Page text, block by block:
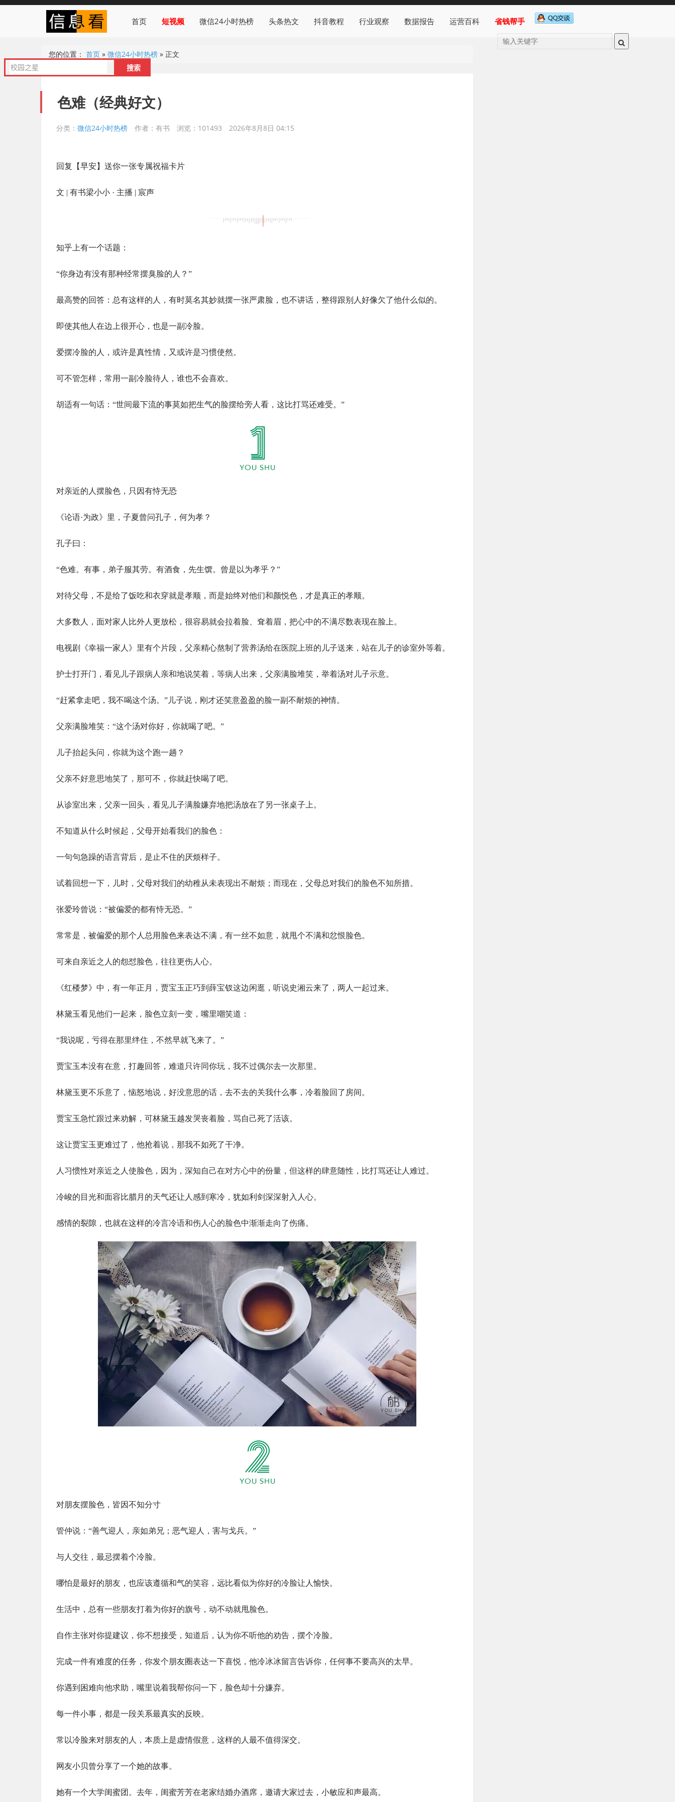
首页 短视频 微信24小时热榜 头条热文 抖音教程 行业观察 数据报告 运营百科 省钱帮手
您的位置： 首页 » 微信24小时热榜 » 正文
色难（经典好文）
分类： 微信24小时热榜 作者：有书 浏览：101493 2026年8月8日 04:15
回复【早安】送你一张专属祝福卡片
文 | 有书梁小小 · 主播 | 宸声
知乎上有一个话题：
“你身边有没有那种经常摆臭脸的人？”
最高赞的回答：总有这样的人，有时莫名其妙就摆一张严肃脸，也不讲话，整得跟别人好像欠了他什么似的。
即使其他人在边上很开心，也是一副冷脸。
爱摆冷脸的人，或许是真性情，又或许是习惯使然。
可不管怎样，常用一副冷脸待人，谁也不会喜欢。
胡适有一句话：“世间最下流的事莫如把生气的脸摆给旁人看，这比打骂还难受。”
对亲近的人摆脸色，只因有恃无恐
《论语·为政》里，子夏曾问孔子，何为孝？
孔子曰：
“色难。有事，弟子服其劳。有酒食，先生馔。曾是以为孝乎？”
对待父母，不是给了饭吃和衣穿就是孝顺，而是始终对他们和颜悦色，才是真正的孝顺。
大多数人，面对家人比外人更放松，很容易就会拉着脸、耷着眉，把心中的不满尽数表现在脸上。
电视剧《幸福一家人》里有个片段，父亲精心熬制了营养汤给在医院上班的儿子送来，站在儿子的诊室外等着。
护士打开门，看见儿子跟病人亲和地说笑着，等病人出来，父亲满脸堆笑，举着汤对儿子示意。
“赶紧拿走吧，我不喝这个汤。”儿子说，刚才还笑意盈盈的脸一副不耐烦的神情。
父亲满脸堆笑：“这个汤对你好，你就喝了吧。”
儿子抬起头问，你就为这个跑一趟？
父亲不好意思地笑了，那可不，你就赶快喝了吧。
从诊室出来，父亲一回头，看见儿子满脸嫌弃地把汤放在了另一张桌子上。
不知道从什么时候起，父母开始看我们的脸色：
一句句急躁的语言背后，是止不住的厌烦样子。
试着回想一下，儿时，父母对我们的幼稚从未表现出不耐烦；而现在，父母总对我们的脸色不知所措。
张爱玲曾说：“被偏爱的都有恃无恐。”
常常是，被偏爱的那个人总用脸色来表达不满，有一丝不如意，就甩个不满和忿恨脸色。
可来自亲近之人的怨怼脸色，往往更伤人心。
《红楼梦》中，有一年正月，贾宝玉正巧到薛宝钗这边闲逛，听说史湘云来了，两人一起过来。
林黛玉看见他们一起来，脸色立刻一变，嘴里嘲笑道：
“我说呢，亏得在那里绊住，不然早就飞来了。”
贾宝玉本没有在意，打趣回答，难道只许同你玩，我不过偶尔去一次那里。
林黛玉更不乐意了，恼怒地说，好没意思的话，去不去的关我什么事，冷着脸回了房间。
贾宝玉急忙跟过来劝解，可林黛玉越发哭丧着脸，骂自己死了活该。
这让贾宝玉更难过了，他抢着说，那我不如死了干净。
人习惯性对亲近之人使脸色，因为，深知自己在对方心中的份量，但这样的肆意随性，比打骂还让人难过。
冷峻的目光和面容比腊月的天气还让人感到寒冷，犹如利剑深深射入人心。
感情的裂隙，也就在这样的冷言冷语和伤人心的脸色中渐渐走向了伤痛。
对朋友摆脸色，皆因不知分寸
管仲说：“善气迎人，亲如弟兄；恶气迎人，害与戈兵。”
与人交往，最忌摆着个冷脸。
哪怕是最好的朋友，也应该遵循和气的笑容，远比看似为你好的冷脸让人愉快。
生活中，总有一些朋友打着为你好的旗号，动不动就甩脸色。
自作主张对你提建议，你不想接受，知道后，认为你不听他的劝告，摆个冷脸。
完成一件有难度的任务，你发个朋友圈表达一下喜悦，他冷冰冰留言告诉你，任何事不要高兴的太早。
你遇到困难向他求助，嘴里说着我帮你问一下，脸色却十分嫌弃。
每一件小事，都是一段关系最真实的反映。
常以冷脸来对朋友的人，本质上是虚情假意，这样的人最不值得深交。
网友小贝曾分享了一个她的故事。
她有一个大学闺蜜团。去年，闺蜜芳芳在老家结婚办酒席，邀请大家过去，小敏应和声最高。